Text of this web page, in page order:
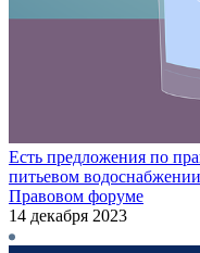
Есть предложения по
питьевом
Правовом форуме
14 декабря 2023